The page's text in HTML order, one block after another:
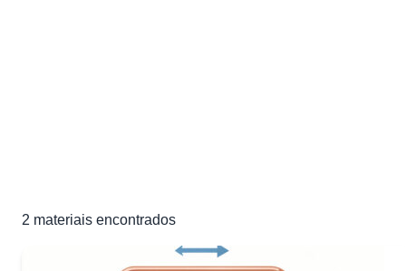
2 materiais encontrados